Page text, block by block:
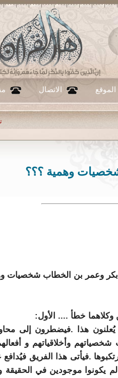
الاتصال
اللهم
وهمية ؟؟؟
وعمر بن الخطاب شخصيات
خطأ .... الأول:
هذا .فيضطرون إلى
وأخلاقياتهم و
.فيأتى هذا الفريق فيُدافع
يكونوا موجودين في